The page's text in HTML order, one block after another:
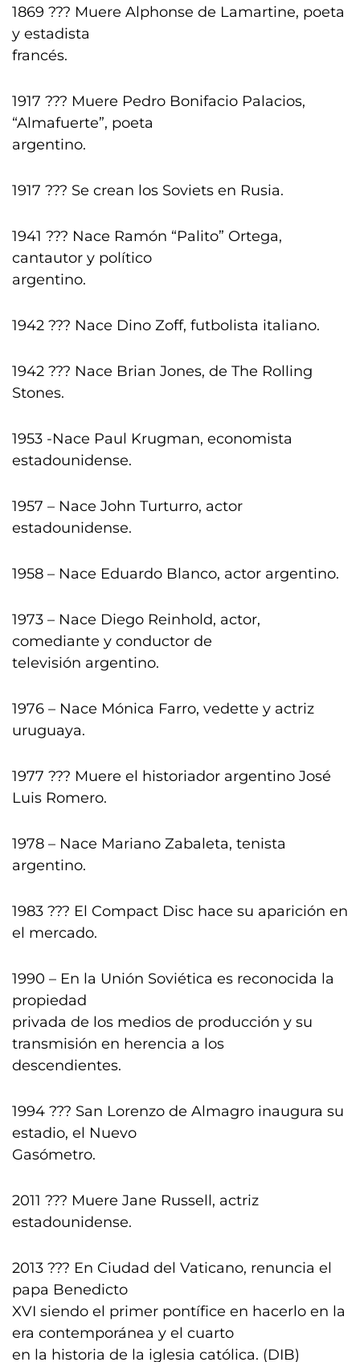
1869 ??? Muere Alphonse de Lamartine, poeta
y estadista
francés.
1917 ??? Muere Pedro Bonifacio Palacios,
“Almafuerte”, poeta
argentino.
1917 ??? Se crean los Soviets en Rusia.
1941 ??? Nace Ramón “Palito” Ortega,
cantautor y político
argentino.
1942 ??? Nace Dino Zoff, futbolista italiano.
1942 ??? Nace Brian Jones, de The Rolling
Stones.
1953 -Nace Paul Krugman, economista
estadounidense.
1957 – Nace John Turturro, actor
estadounidense.
1958 – Nace Eduardo Blanco, actor argentino.
1973 – Nace Diego Reinhold, actor,
comediante y conductor de
televisión argentino.
1976 – Nace Mónica Farro, vedette y actriz
uruguaya.
1977 ??? Muere el historiador argentino José
Luis Romero.
1978 – Nace Mariano Zabaleta, tenista
argentino.
1983 ??? El Compact Disc hace su aparición en
el mercado.
1990 – En la Unión Soviética es reconocida la
propiedad
privada de los medios de producción y su
transmisión en herencia a los
descendientes.
1994 ??? San Lorenzo de Almagro inaugura su
estadio, el Nuevo
Gasómetro.
2011 ??? Muere Jane Russell, actriz
estadounidense.
2013 ??? En Ciudad del Vaticano, renuncia el
papa Benedicto
XVI siendo el primer pontífice en hacerlo en la
era contemporánea y el cuarto
en la historia de la iglesia católica. (DIB)